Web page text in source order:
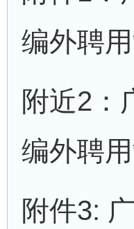
编外聘
附近2：
编外聘
附件3: